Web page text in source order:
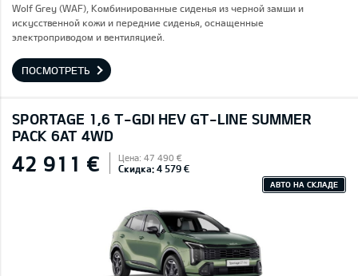
Wolf Grey (WAF), Комбинированные сиденья из черной замши и
искусственной кожи и передние сиденья, оснащенные
электроприводом и вентиляцией.
ПОСМОТРЕТЬ
SPORTAGE 1,6 T-GDI HEV GT-LINE SUMMER
PACK 6AT 4WD
42 911 € Цена: 47 490 €
Скидка: 4 579 €
АВТО НА СКЛАДЕ